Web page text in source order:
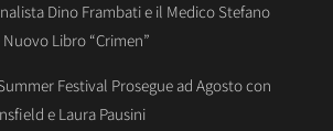
Dino Frambati e il Medico Stefano
Libro “Crimen”
Festival Prosegue ad Agosto con
e Laura Pausini